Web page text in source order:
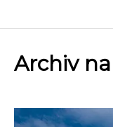
Archiv